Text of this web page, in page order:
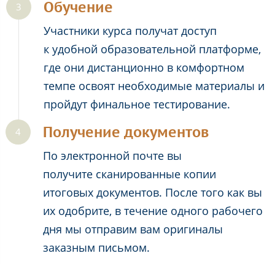
Обучение
Участники курса получат доступ
к удобной образовательной платформе,
где они дистанционно в комфортном
темпе освоят необходимые материалы и
пройдут финальное тестирование.
Получение документов
По электронной почте вы
получите сканированные копии
итоговых документов. После того как вы
их одобрите, в течение одного рабочего
дня мы отправим вам оригиналы
заказным письмом.